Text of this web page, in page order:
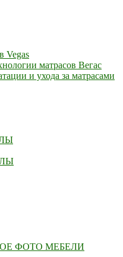
Vegas
матрасов Вегас
и ухода за матрасами
ФОТО МЕБЕЛИ